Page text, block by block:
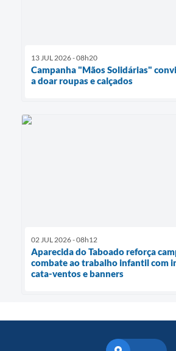
13 JUL 2026 - 08h20
Campanha "Mãos Solidárias"
a doar roupas e calçados
02 JUL 2026 - 08h12
Aparecida do Taboado reforça
combate ao trabalho infantil com
cata-ventos e banners